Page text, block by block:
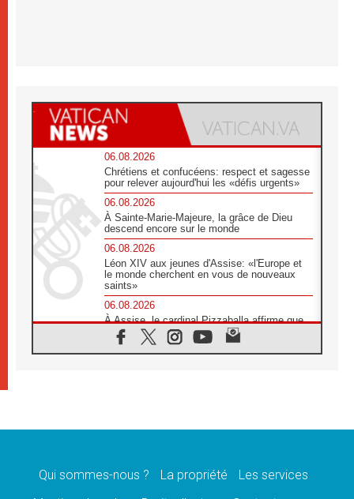
06.08.2026
Chrétiens et confucéens: respect et sagesse
pour relever aujourd'hui les «défis urgents»
06.08.2026
À Sainte-Marie-Majeure, la grâce de Dieu
descend encore sur le monde
06.08.2026
Léon XIV aux jeunes d'Assise: «l'Europe et
le monde cherchent en vous de nouveaux
saints»
06.08.2026
À Assise, le cardinal Pizzaballa affirme que
«les chrétiens veulent la paix»
06.08.2026
message de paix et de dignité humaine»
Qui sommes-nous ? La propriété
Les services